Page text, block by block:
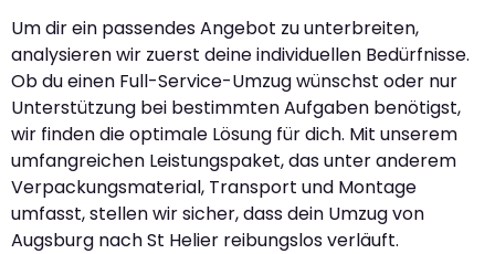
Um dir ein passendes Angebot zu unterbreiten,
analysieren wir zuerst deine individuellen Bedürfnisse.
Ob du einen Full-Service-Umzug wünschst oder nur
Unterstützung bei bestimmten Aufgaben benötigst,
wir finden die optimale Lösung für dich. Mit unserem
umfangreichen Leistungspaket, das unter anderem
Verpackungsmaterial, Transport und Montage
umfasst, stellen wir sicher, dass dein Umzug von
Augsburg nach St Helier reibungslos verläuft.